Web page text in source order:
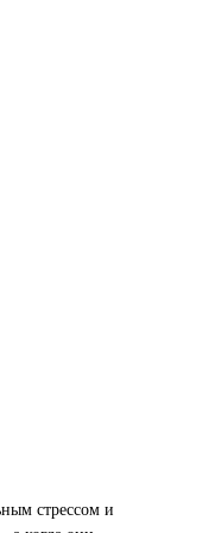
стрессом и